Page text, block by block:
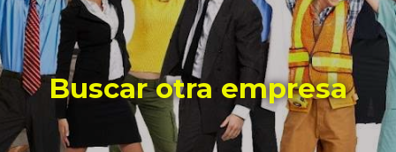
Buscar otra empresa